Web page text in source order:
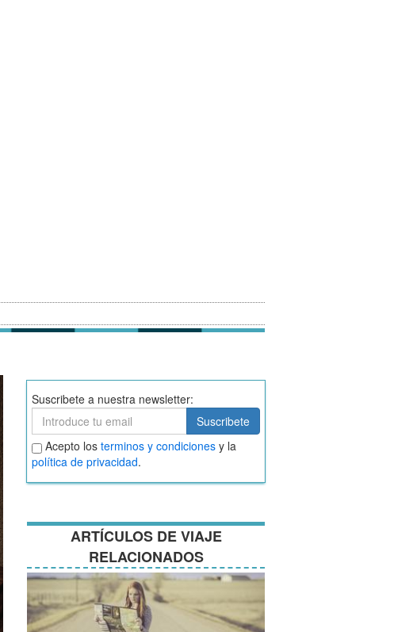
Suscribete a nuestra newsletter:
Suscribete
Suscribete
Aceptar
términos
y
condiciones
Acepto los terminos y condiciones y la
política de privacidad.
ARTÍCULOS DE VIAJE
RELACIONADOS